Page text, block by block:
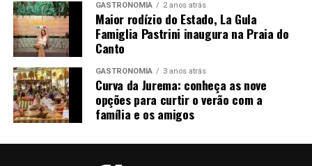
GASTRONOMIA 2 anos atrás
Maior rodízio do Estado, La Gula
Famiglia Pastrini inaugura na Praia do
Canto
GASTRONOMIA 3 anos atrás
Curva da Jurema: conheça as nove
opções para curtir o verão com a
família e os amigos